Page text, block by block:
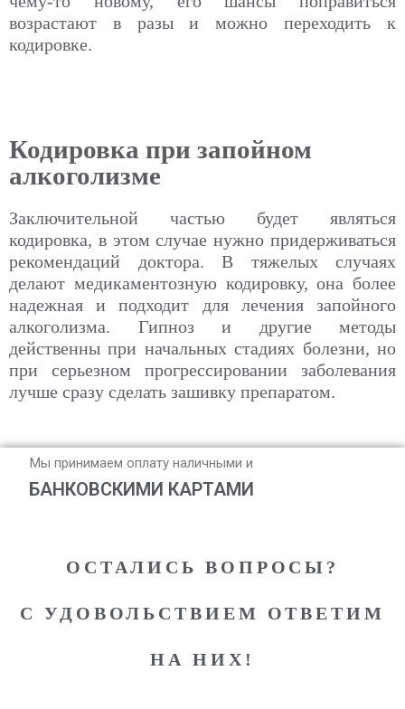
возрастают в разы и можно переходить к
кодировке.
Кодировка при запойном
алкоголизме
Заключительной частью будет являться
кодировка, в этом случае нужно придерживаться
рекомендаций доктора. В тяжелых случаях
делают медикаментозную кодировку, она более
надежная и подходит для лечения запойного
алкоголизма. Гипноз и другие методы
действенны при начальных стадиях болезни, но
при серьезном прогрессировании заболевания
лучше сразу сделать зашивку препаратом.
Мы принимаем оплату наличными и
БАНКОВСКИМИ КАРТАМИ
ОСТАЛИСЬ ВОПРОСЫ?
С УДОВОЛЬСТВИЕМ ОТВЕТИМ
НА НИХ!